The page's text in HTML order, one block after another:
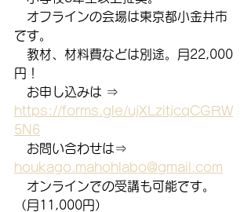
オフラインの会場は東京都小金井市
です。
教材、材料費などは別途。月22,000
円！
お申し込みは ⇒
https://forms.gle/ujXLzitjcqCGRW
5N6
お問い合わせは⇒
houkago.mahohlabo@gmail.com
オンラインでの受講も可能です。
（月11,000円）